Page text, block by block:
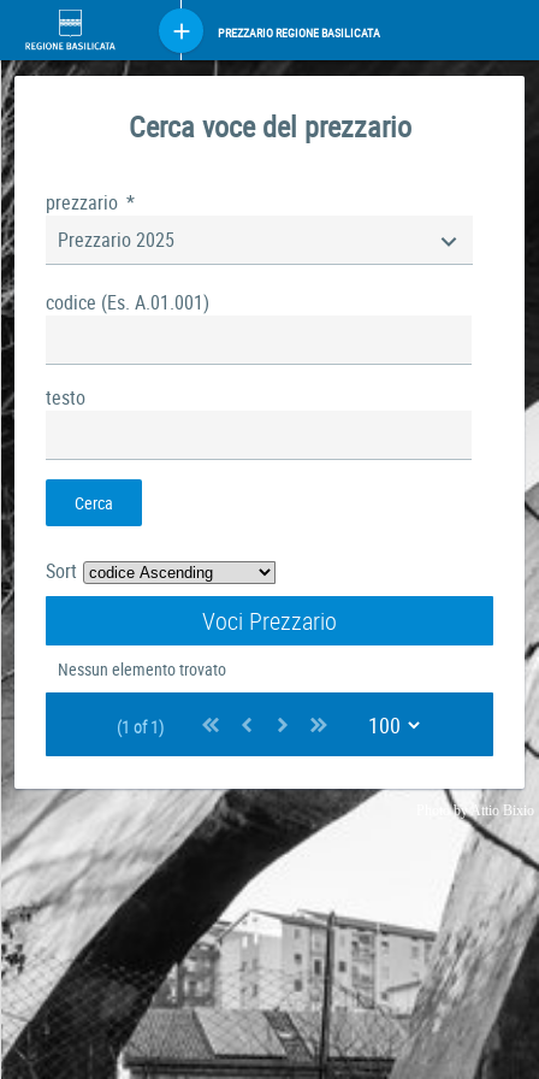
PREZZARIO REGIONE BASILICATA
Cerca voce del prezzario
prezzario *
Prezzario 2025
codice (Es. A.01.001)
testo
Cerca
Sort
Voci Prezzario
Nessun elemento trovato
(1 of 1)
Photo byAttio Bixio